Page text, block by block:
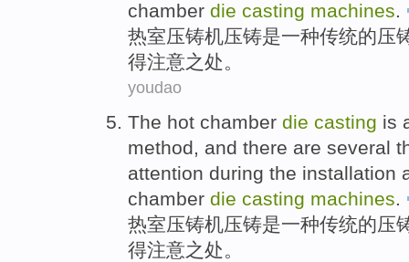
chamber die casting machines.
热室压铸机压铸是一种传统的压
得注意之处。
youdao
The hot chamber die casting is
method, and there are several
attention during the installation
chamber die casting machines.
热室压铸机压铸是一种传统的压
得注意之处。